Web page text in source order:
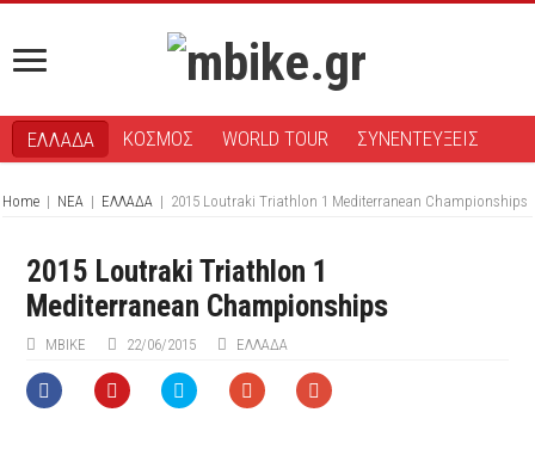
ΕΛΛΑΔΑ ΚΟΣΜΟΣ WORLD TOUR ΣΥΝΕΝΤΕΥΞΕΙΣ
Home | ΝΕΑ | ΕΛΛΑΔΑ | 2015 Loutraki Triathlon 1 Mediterranean Championships
2015 Loutraki Triathlon 1
Mediterranean Championships
ΜΒIKE 22/06/2015 ΕΛΛΑΔΑ